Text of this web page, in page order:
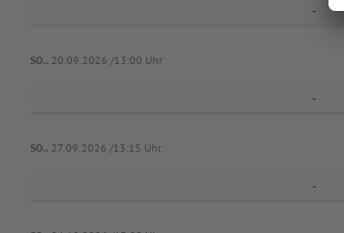
-
SO.. 20.09.2026 /13:00 Uhr
-
SO.. 27.09.2026 /13:15 Uhr
-